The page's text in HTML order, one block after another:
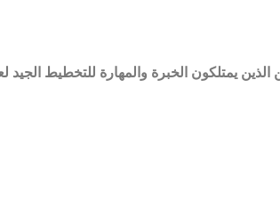
الخبرة والمهارة للتخطيط الجيد